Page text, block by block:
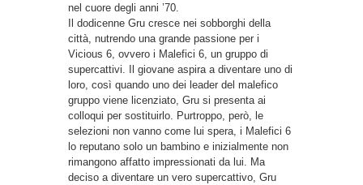
nel cuore degli anni ’70.
Il dodicenne Gru cresce nei sobborghi della
città, nutrendo una grande passione per i
Vicious 6, ovvero i Malefici 6, un gruppo di
supercattivi. Il giovane aspira a diventare uno di
loro, così quando uno dei leader del malefico
gruppo viene licenziato, Gru si presenta ai
colloqui per sostituirlo. Purtroppo, però, le
selezioni non vanno come lui spera, i Malefici 6
lo reputano solo un bambino e inizialmente non
rimangono affatto impressionati da lui. Ma
deciso a diventare un vero supercattivo, Gru